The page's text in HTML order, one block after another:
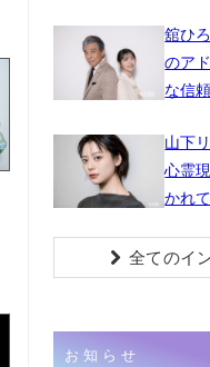
舘ひ
のア
な信
山下
心霊
かれ
全てのイ
お知らせ